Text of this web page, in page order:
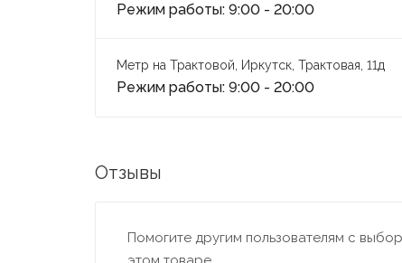
Режим работы: 9:00 - 20:00
Метр на Трактовой, Иркутск, Трактовая, 11д
Режим работы: 9:00 - 20:00
Отзывы
Помогите другим пользователям с